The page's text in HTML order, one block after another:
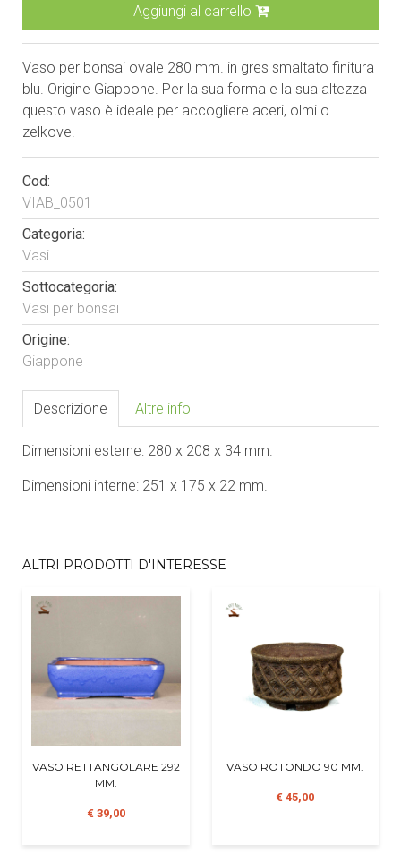
Aggiungi al carrello
Vaso per bonsai ovale 280 mm. in gres smaltato finitura
blu. Origine Giappone. Per la sua forma e la sua altezza
questo vaso è ideale per accogliere aceri, olmi o
zelkove.
Cod:
VIAB_0501
Categoria:
Vasi
Sottocategoria:
Vasi per bonsai
Origine:
Giappone
Descrizione Altre info
Dimensioni esterne: 280 x 208 x 34 mm.
Dimensioni interne: 251 x 175 x 22 mm.
ALTRI PRODOTTI D'INTERESSE
VASO RETTANGOLARE 292
MM.
€ 39,00
VASO ROTONDO 90 MM.
€ 45,00